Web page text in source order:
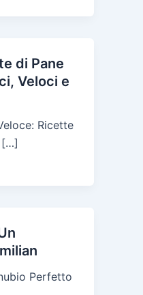
di Pane
Veloci e
Ricette
[…]
Perfetto